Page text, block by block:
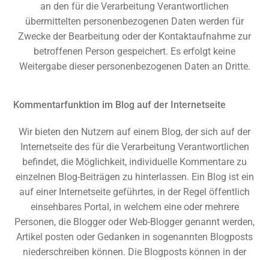
an den für die Verarbeitung Verantwortlichen
übermittelten personenbezogenen Daten werden für
Zwecke der Bearbeitung oder der Kontaktaufnahme zur
betroffenen Person gespeichert. Es erfolgt keine
Weitergabe dieser personenbezogenen Daten an Dritte.
Kommentarfunktion im Blog auf der Internetseite
Wir bieten den Nutzern auf einem Blog, der sich auf der
Internetseite des für die Verarbeitung Verantwortlichen
befindet, die Möglichkeit, individuelle Kommentare zu
einzelnen Blog-Beiträgen zu hinterlassen. Ein Blog ist ein
auf einer Internetseite geführtes, in der Regel öffentlich
einsehbares Portal, in welchem eine oder mehrere
Personen, die Blogger oder Web-Blogger genannt werden,
Artikel posten oder Gedanken in sogenannten Blogposts
niederschreiben können. Die Blogposts können in der